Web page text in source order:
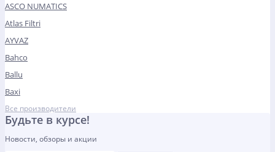
ASCO NUMATICS
Atlas Filtri
AYVAZ
Bahco
Ballu
Baxi
Все производители
Будьте в курсе!
Новости, обзоры и акции